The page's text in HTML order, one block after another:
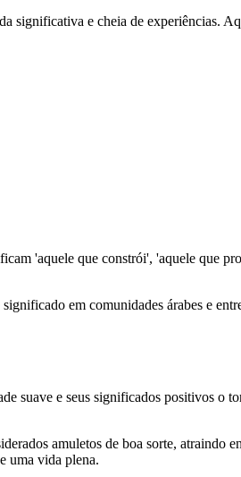
e cheia de experiências.
'aquele que constrói', 'aquele que
em comunidades árabes e
suave e seus significados positivos o
amuletos de boa sorte, atraindo
uma vida plena.